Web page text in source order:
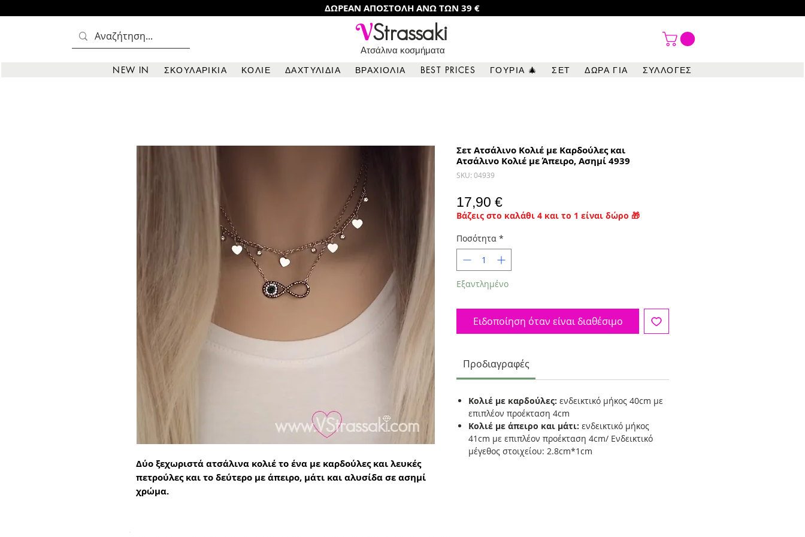
ΔΩΡΕΑΝ ΑΠΟΣΤΟΛΗ ΑΝΩ ΤΩΝ 39 €
VStrassaki
Ατσάλινα κοσμήματα
NEW IN ΣΚΟΥΛΑΡΙΚΙΑ ΚΟΛΙΕ ΔΑΧΤΥΛΙΔΙΑ ΒΡΑΧΙΟΛΙΑ BEST PRICES ΓΟΥΡΙΑ 🎄 ΣΕΤ ΔΩΡΑ ΓΙΑ ΣΥΛΛΟΓΕΣ
Δύο ξεχωριστά ατσάλινα κολιέ το ένα με καρδούλες και λευκές
πετρούλες και το δεύτερο με άπειρο, μάτι και αλυσίδα σε ασημί
χρώμα.
Σετ Ατσάλινο Κολιέ με Καρδούλες και
Ατσάλινο Κολιέ με Άπειρο, Ασημί 4939
SKU: 04939
17,90 €Τιμή
Βάζεις στο καλάθι 4 και το 1 είναι δώρο 🎁
Ποσότητα *
Εξαντλημένο
Ειδοποίηση όταν είναι διαθέσιμο
Προδιαγραφές
Κολιέ με καρδούλες: ενδεικτικό μήκος 40cm με
επιπλέον προέκταση 4cm
Κολιέ με άπειρο και μάτι: ενδεικτικό μήκος
41cm με επιπλέον προέκταση 4cm/ Ενδεικτικό
μέγεθος στοιχείου: 2.8cm*1cm